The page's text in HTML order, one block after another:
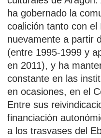
ha gobernado la
coalición tanto con
nuevamente a partir
(entre 1995-1999 y
en 2011), y ha
constante en las
en ocasiones, en el
Entre sus
financiación
a los trasvases del